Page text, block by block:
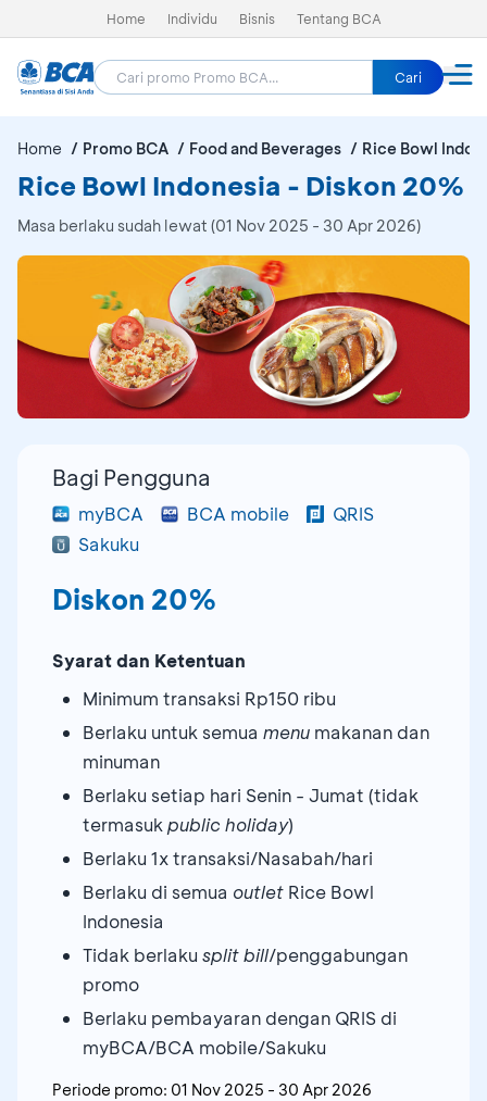
Home Individu Bisnis Tentang BCA
Cari
Home Promo BCA Food and Beverages Rice Bowl
Rice Bowl Indonesia - Diskon 20%
Masa berlaku sudah lewat (01 Nov 2025 - 30 Apr 2026)
Bagi Pengguna
myBCA BCA mobile
QRIS
Sakuku
Diskon 20%
Syarat dan Ketentuan
Minimum transaksi Rp150 ribu
Berlaku untuk semua menu makanan dan
minuman
Berlaku setiap hari Senin - Jumat (tidak
termasuk public holiday)
Berlaku 1x transaksi/Nasabah/hari
Berlaku di semua outlet Rice Bowl
Indonesia
Tidak berlaku split bill/penggabungan
promo
Berlaku pembayaran dengan QRIS di
myBCA/BCA mobile/Sakuku
Periode promo: 01 Nov 2025 - 30 Apr 2026